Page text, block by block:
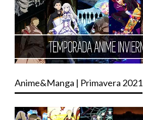
Anime&Manga | Primavera 2021